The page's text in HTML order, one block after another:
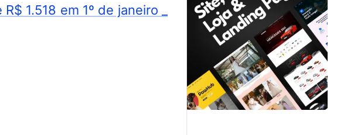
1.518 em 1º de janeiro _